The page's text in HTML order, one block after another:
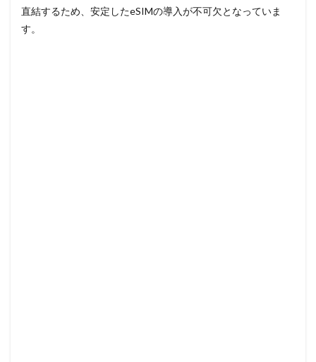
直結するため、安定したeSIMの導入が不可欠となっていま
す。